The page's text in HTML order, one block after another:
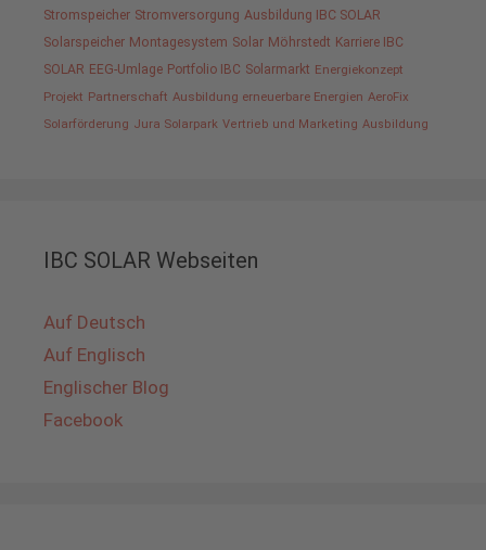
Stromspeicher Stromversorgung Ausbildung IBC SOLAR
Solarspeicher Montagesystem Solar Möhrstedt Karriere IBC
SOLAR EEG-Umlage Portfolio IBC Solarmarkt Energiekonzept
Projekt Partnerschaft Ausbildung erneuerbare Energien AeroFix
Solarförderung Jura Solarpark Vertrieb und Marketing Ausbildung
IBC SOLAR Webseiten
Auf Deutsch
Auf Englisch
Englischer Blog
Facebook